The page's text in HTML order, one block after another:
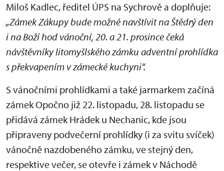
Miloš Kadlec, ředitel ÚPS na Sychrově a doplňuje:
„Zámek Zákupy bude možné navštívit na Štědrý den
i na Boží hod vánoční, 20. a 21. prosince čeká
návštěvníky litomyšlského zámku adventní prohlídka
s překvapením v zámecké kuchyni“.
S vánočními prohlídkami a také jarmarkem začíná
zámek Opočno již 22. listopadu, 28. listopadu se
přidává zámek Hrádek u Nechanic, kde jsou
připraveny podvečerní prohlídky (i za svitu svíček)
vánočně nazdobeného zámku, ve stejný den,
respektive večer, se otevře i zámek v Náchodě